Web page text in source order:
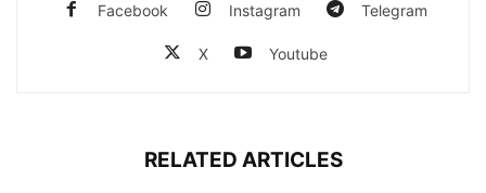
Facebook Instagram Telegram
X Youtube
RELATED ARTICLES